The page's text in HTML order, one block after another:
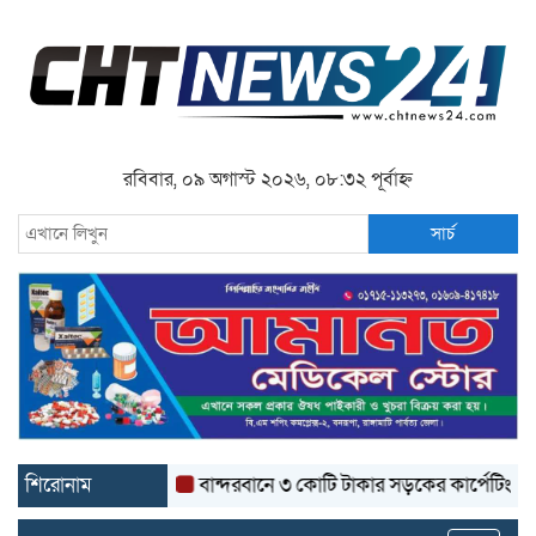
রবিবার, ০৯ অগাস্ট ২০২৬, ০৮:৩২ পূর্বাহ্ন
সার্চ
শিরোনাম বান্দরবানে ৩ কোটি টাকার সড়কের কার্পেটিং উঠে